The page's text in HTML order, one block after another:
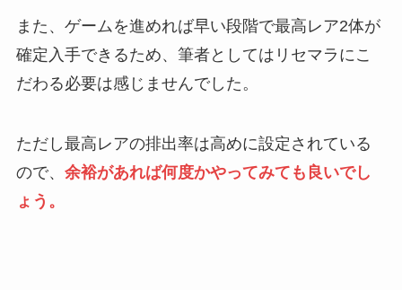
また、ゲームを進めれば早い段階で最高レア2体が
確定入手できるため、筆者としてはリセマラにこ
だわる必要は感じませんでした。
ただし最高レアの排出率は高めに設定されている
ので、 余裕があれば何度かやってみても良いでし
ょう。